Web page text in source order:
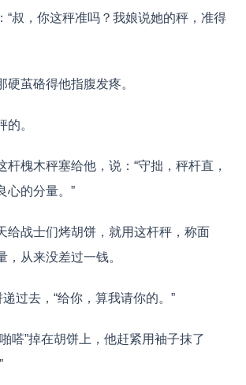
叔，你这秤准吗？我娘说她的秤，准得
茧硌得他指腹发疼。
。
槐木秤塞给他，说：“守拙，秤杆直，
心的分量。”
给战士们烤胡饼，就用这杆秤，称面
从来没差过一钱。
过去，“给你，算我请你的。”
嗒”掉在胡饼上，他赶紧用袖子抹了